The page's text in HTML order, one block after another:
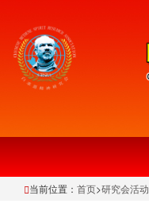
当前位置： 首页>研究会活动